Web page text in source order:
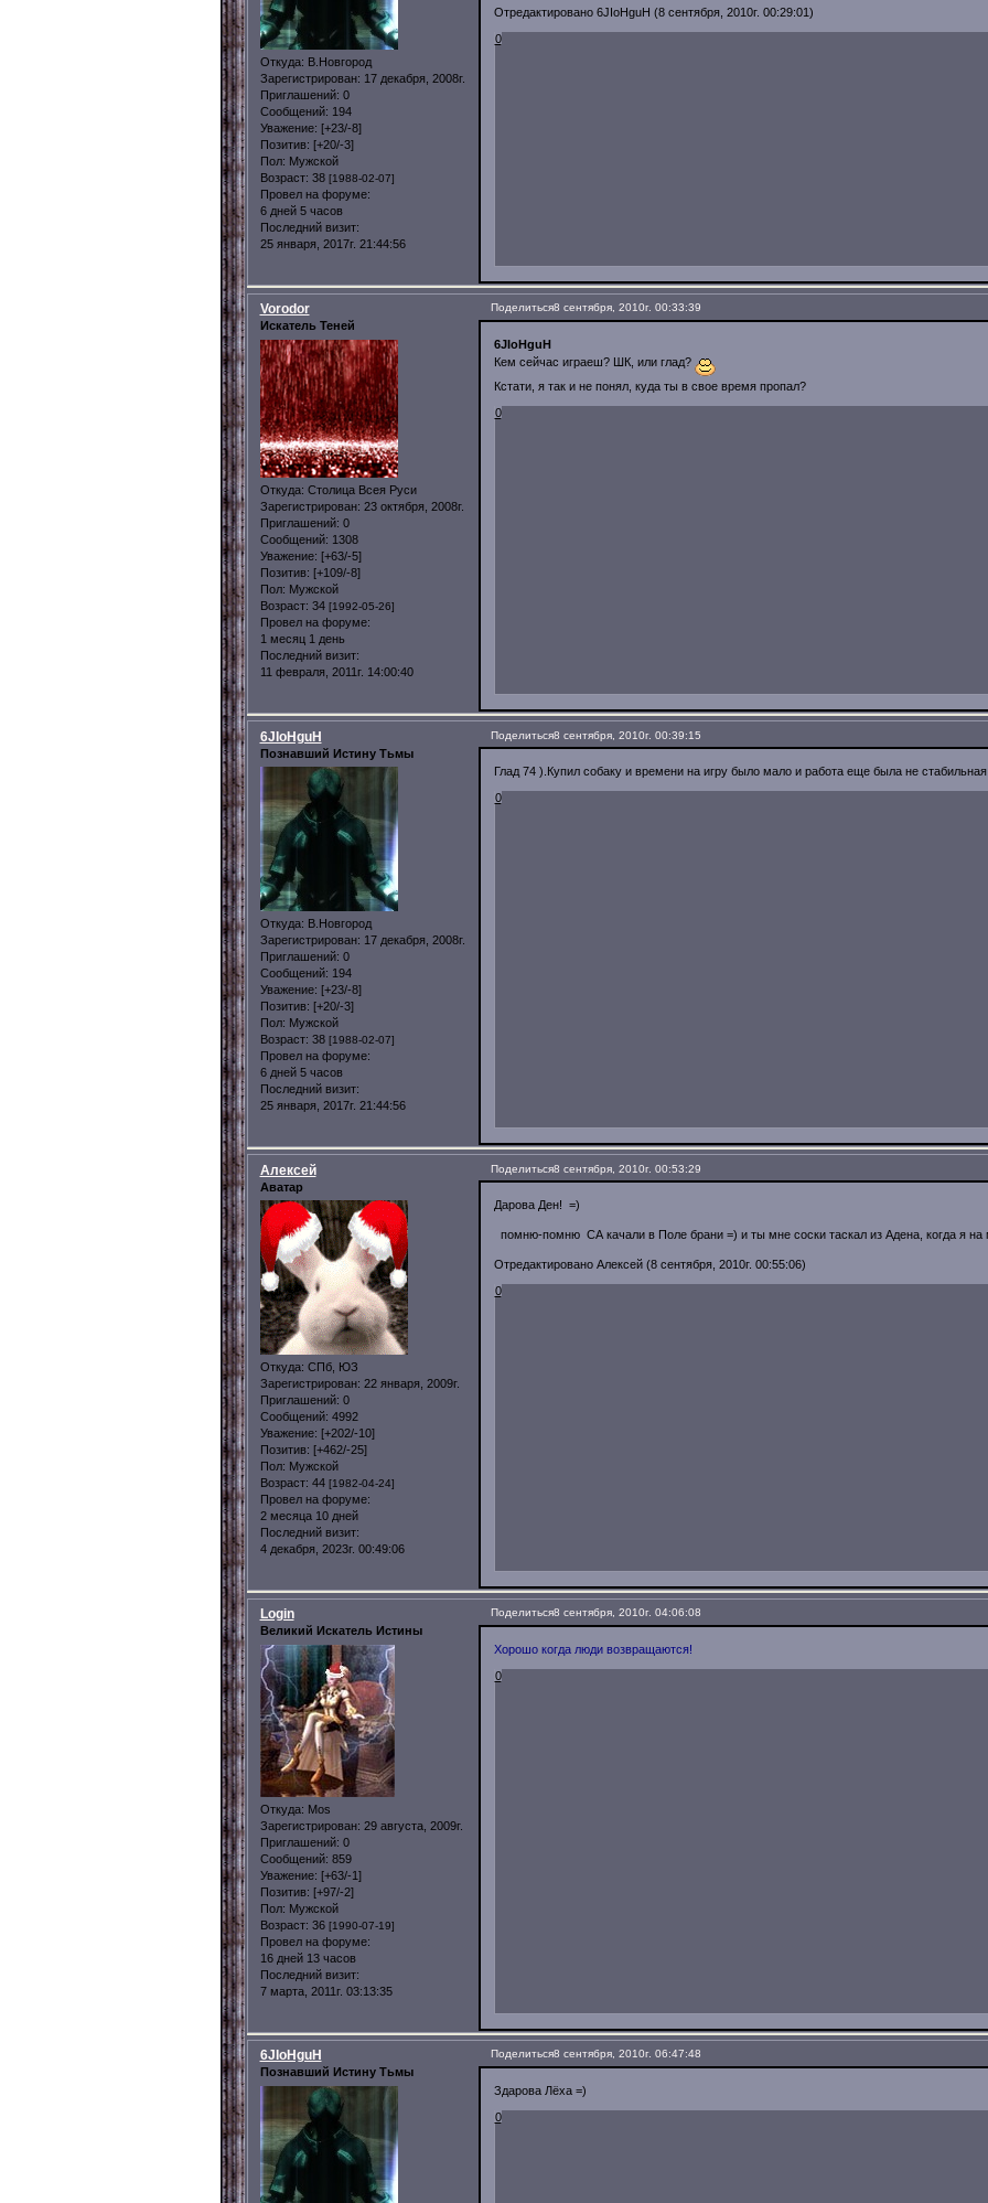
Откуда: В.Новгород
Зарегистрирован: 17 декабря, 2008г.
Приглашений: 0
Сообщений: 194
Уважение: [+23/-8]
Позитив: [+20/-3]
Пол: Мужской
Возраст: 38 [1988-02-07]
Провел на форуме:
6 дней 5 часов
Последний визит:
25 января, 2017г. 21:44:56
Отредактировано 6JIoHguH (8 сентября, 2010г. 00:29:01)
0
Поделиться8 сентября, 2010г. 00:33:39
Vorodor
Искатель Теней
Откуда: Столица Всея Руси
Зарегистрирован: 23 октября, 2008г.
Приглашений: 0
Сообщений: 1308
Уважение: [+63/-5]
Позитив: [+109/-8]
Пол: Мужской
Возраст: 34 [1992-05-26]
Провел на форуме:
1 месяц 1 день
Последний визит:
11 февраля, 2011г. 14:00:40
6JIoHguH
Кем сейчас играеш? ШК, или глад?
Кстати, я так и не понял, куда ты в свое время пропал?
0
Поделиться8 сентября, 2010г. 00:39:15
6JIoHguH
Познавший Истину Тьмы
Откуда: В.Новгород
Зарегистрирован: 17 декабря, 2008г.
Приглашений: 0
Сообщений: 194
Уважение: [+23/-8]
Позитив: [+20/-3]
Пол: Мужской
Возраст: 38 [1988-02-07]
Провел на форуме:
6 дней 5 часов
Последний визит:
25 января, 2017г. 21:44:56
Глад 74 ).Купил собаку и времени на игру было мало и работа еще была не
0
Поделиться8 сентября, 2010г. 00:53:29
Алексей
Аватар
Откуда: СПб, ЮЗ
Зарегистрирован: 22 января, 2009г.
Приглашений: 0
Сообщений: 4992
Уважение: [+202/-10]
Позитив: [+462/-25]
Пол: Мужской
Возраст: 44 [1982-04-24]
Провел на форуме:
2 месяца 10 дней
Последний визит:
4 декабря, 2023г. 00:49:06
Дарова Ден! =)
помню-помню СА качали в Поле брани =) и ты мне соски таскал из Адена, когда я
Отредактировано Алексей (8 сентября, 2010г. 00:55:06)
0
Поделиться8 сентября, 2010г. 04:06:08
Login
Великий Искатель Истины
Откуда: Mos
Зарегистрирован: 29 августа, 2009г.
Приглашений: 0
Сообщений: 859
Уважение: [+63/-1]
Позитив: [+97/-2]
Пол: Мужской
Возраст: 36 [1990-07-19]
Провел на форуме:
16 дней 13 часов
Последний визит:
7 марта, 2011г. 03:13:35
Хорошо когда люди возвращаются!
0
Поделиться8 сентября, 2010г. 06:47:48
6JIoHguH
Познавший Истину Тьмы
Здарова Лёха =)
0